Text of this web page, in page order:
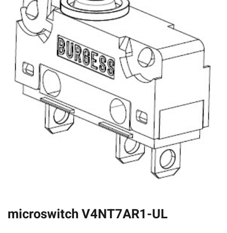
microswitch V4NT7AR1-UL